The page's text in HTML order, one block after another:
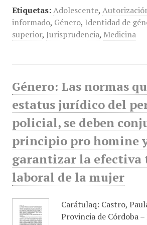
Etiquetas: Adolescente,
informado, Género, Identidad de
superior, Jurisprudencia, Medicina
Género: Las normas
estatus jurídico del
policial, se deben
principio pro homine
garantizar la efectiva
laboral de la mujer
Carátulaq: Castro,
Provincia de Córdoba